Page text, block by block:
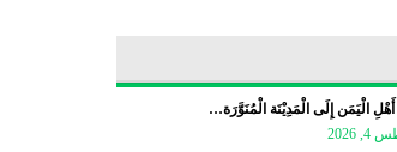
الْيَمَن إِلَى الْمَدِيْنَة الْمُنَوَّرَة…
2026